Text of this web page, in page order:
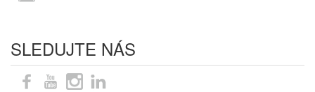
SLEDUJTE NÁS